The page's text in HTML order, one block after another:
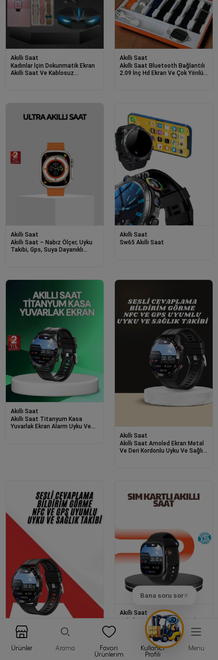
Bana soru sor✕
Ürünler Arama
Favori
Ürünlerim
Kullanıcı
Profili
Menu
Akıllı Saat
Kadınlar İçin Dokunmatik Ekran
Akıllı Saat Ve Kablosuz
Akıllı Saat
Akıllı Saat Bluetooth Bağlantılı
2.09 İnç Hd Ekran Ve Çok Yönlü
Akıllı Saat
Akıllı Saat – Nabız Ölçer, Uyku
Takibi, Gps, Suya Dayanıklı
Akıllı Saat
Sw65 Akıllı Saat
Akıllı Saat
Akıllı Saat Titanyum Kasa
Yuvarlak Ekran Alarm Uyku Ve
Akıllı Saat
Akıllı Saat Amoled Ekran Metal
Ve Deri Kordonlu Uyku Ve Sağlık
Akıllı Saat
Akıllı Saat 3 Kordon Akıllı Saat
Android Ve İos Uyumlu Uzun
Akıllı Saat
Telefon Bağımsız Sım Kartlı
Akıllı Saat Nabız Ölçerli